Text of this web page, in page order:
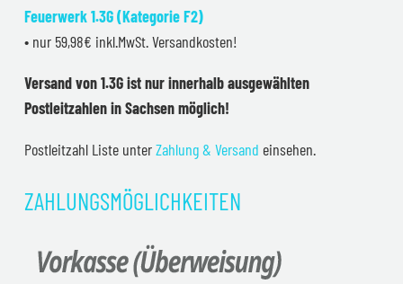
Feuerwerk 1.3G (Kategorie F2)
• nur 59,98€ inkl.MwSt. Versandkosten!
Versand von 1.3G ist nur innerhalb ausgewählten
Postleitzahlen in Sachsen möglich!
Postleitzahl Liste unterZahlung & Versand einsehen.
ZAHLUNGSMÖGLICHKEITEN